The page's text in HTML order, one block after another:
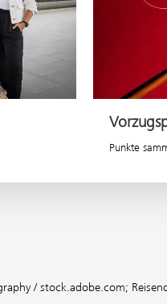
Punkte
/ stock.adobe.com;